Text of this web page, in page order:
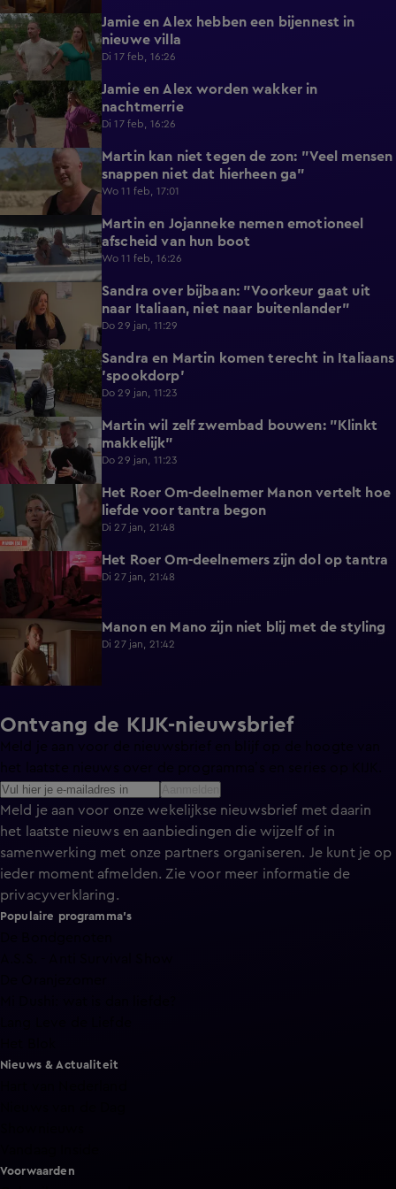
0:42
Jamie en Alex hebben een bijennest in
nieuwe villa
Di 17 feb, 16:26
0:46
Jamie en Alex worden wakker in
nachtmerrie
Di 17 feb, 16:26
0:30
Martin kan niet tegen de zon: "Veel mensen
snappen niet dat hierheen ga"
Wo 11 feb, 17:01
0:53
Martin en Jojanneke nemen emotioneel
afscheid van hun boot
Wo 11 feb, 16:26
Sandra over bijbaan: "Voorkeur gaat uit
naar Italiaan, niet naar buitenlander"
Do 29 jan, 11:29
0:41
Sandra en Martin komen terecht in Italiaans
'spookdorp'
Do 29 jan, 11:23
0:23
Martin wil zelf zwembad bouwen: "Klinkt
makkelijk"
Do 29 jan, 11:23
Het Roer Om-deelnemer Manon vertelt hoe
liefde voor tantra begon
Di 27 jan, 21:48
0:33 Het Roer Om-deelnemers zijn dol op tantra
Di 27 jan, 21:48
0:40 Manon en Mano zijn niet blij met de styling
Di 27 jan, 21:42
Ontvang de KIJK-nieuwsbrief
Meld je aan voor de nieuwsbrief en blijf op de hoogte van
Meld je aan voor onze wekelijkse nieuwsbrief met daarin
het laatste nieuws en aanbiedingen die wijzelf of in
samenwerking met onze partners organiseren. Je kunt je op
ieder moment afmelden. Zie voor meer informatie de
privacyverklaring.
Populaire programma's
Nieuws & Actualiteit
Voorwaarden